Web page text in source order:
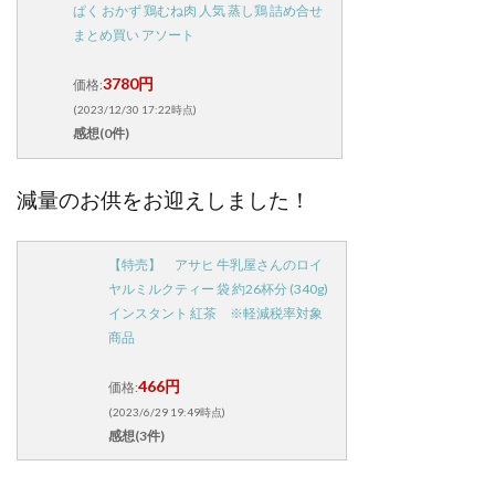
ぱく おかず 鶏むね肉 人気 蒸し鶏 詰め合せ
まとめ買い アソート
価格:3780円
(2023/12/30 17:22時点)
感想(0件)
減量のお供をお迎えしました！
【特売】 アサヒ 牛乳屋さんのロイ
ヤルミルクティー 袋 約26杯分 (340g)
インスタント 紅茶 ※軽減税率対象
商品
価格:466円
(2023/6/29 19:49時点)
感想(3件)